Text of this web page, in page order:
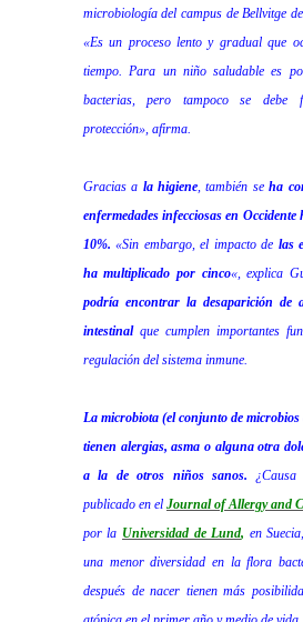
microbiología del campus de Bellvitge
«Es un proceso lento y gradual que
tiempo. Para un niño saludable es
bacterias, pero tampoco se debe
protección», afirma.
Gracias a la higiene, también seha
enfermedades infecciosas en
10%. «Sin embargo, el impacto de las
ha multiplicado por cinco«, explica
podría encontrar la desaparición de
intestinalque cumplen importantes
regulación del sistema inmune.
La microbiota (el conjunto de
tienen alergias, asma o alguna otra
a la de otros niños sanos.
publicado en el Journal of Allergy and
por la Universidad de Lund, en
una menor diversidad en la flora
después de nacer tienen más